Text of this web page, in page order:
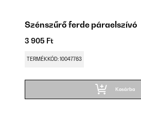
Szénszűrő ferde páraelszívó
3 905 Ft
TERMÉKKÓD: 10047763
Kosárba